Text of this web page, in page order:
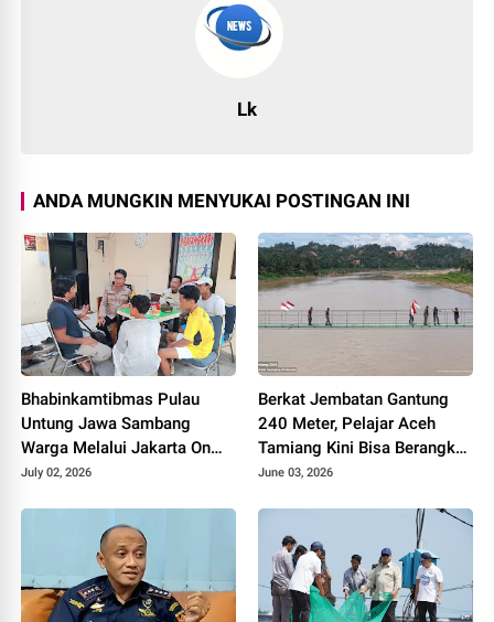
Lk
ANDA MUNGKIN MENYUKAI POSTINGAN INI
Bhabinkamtibmas Pulau
Untung Jawa Sambang
Warga Melalui Jakarta On
The Spot, Sosialisasikan
July 02, 2026
Berkat Jembatan Gantung
240 Meter, Pelajar Aceh
Tamiang Kini Bisa Berangkat
Sekolah dengan Mudah
June 03, 2026